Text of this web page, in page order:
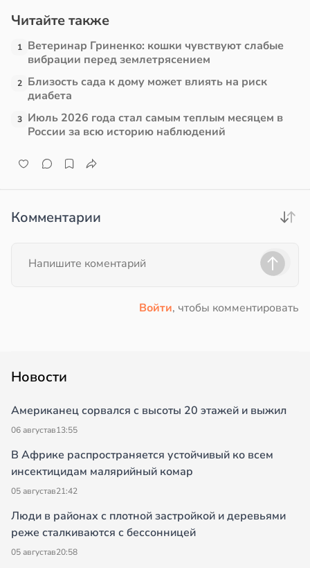
Читайте также
1 Ветеринар Гриненко: кошки чувствуют слабые
вибрации перед землетрясением
2 Близость сада к дому может влиять на риск
диабета
3 Июль 2026 года стал самым теплым месяцем в
России за всю историю наблюдений
Комментарии
Войти, чтобы комментировать
Новости
Американец сорвался с высоты 20 этажей и выжил
06 августав13:55
В Африке распространяется устойчивый ко всем
инсектицидам малярийный комар
05 августав21:42
Люди в районах с плотной застройкой и деревьями
реже сталкиваются с бессонницей
05 августав20:58